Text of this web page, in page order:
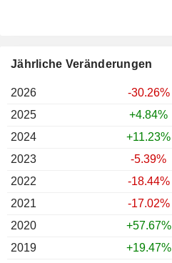
Jährliche Veränderungen
2026
-30.26%
2025
+4.84%
2024
+11.23%
2023
-5.39%
2022
-18.44%
2021
-17.02%
2020
+57.67%
2019
+19.47%